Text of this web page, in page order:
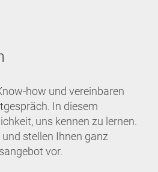
how und vereinbaren
In diesem
uns kennen zu lernen.
stellen Ihnen ganz
vor.